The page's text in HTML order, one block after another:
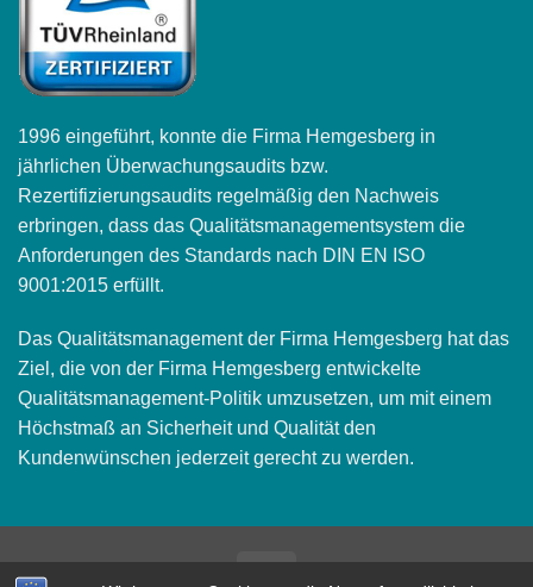
1996 eingeführt, konnte die Firma Hemgesberg in
jährlichen Überwachungsaudits bzw.
Rezertifizierungsaudits regelmäßig den Nachweis
erbringen, dass das Qualitätsmanagementsystem die
Anforderungen des Standards nach DIN EN ISO
9001:2015 erfüllt.
Das Qualitätsmanagement der Firma Hemgesberg hat das
Ziel, die von der Firma Hemgesberg entwickelte
Qualitätsmanagement-Politik umzusetzen, um mit einem
Höchstmaß an Sicherheit und Qualität den
Kundenwünschen jederzeit gerecht zu werden.
Bank